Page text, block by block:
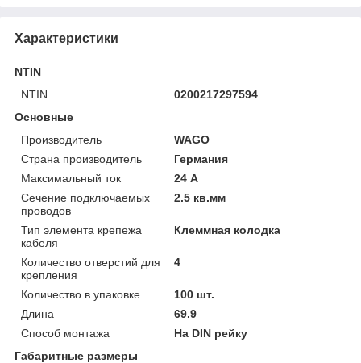
Характеристики
NTIN
NTIN
0200217297594
Основные
Производитель
WAGO
Страна производитель
Германия
Максимальный ток
24 А
Сечение подключаемых
проводов
2.5 кв.мм
Тип элемента крепежа
кабеля
Клеммная колодка
Количество отверстий для
крепления
4
Количество в упаковке
100 шт.
Длина
69.9
Способ монтажа
На DIN рейку
Габаритные размеры